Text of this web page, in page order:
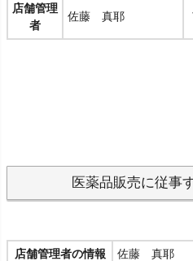
店舗管理
者
佐藤 真耶
医薬品販売に従事
店舗管理者の情報 佐藤 真耶